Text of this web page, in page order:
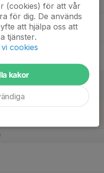
(cookies) för att vår
för dig. De används
att hjälpa oss att
tjänster.
cookies
kakor